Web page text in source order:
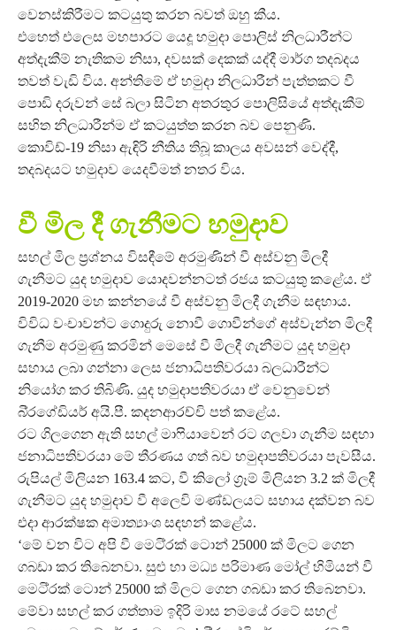
වෙනස්කිරීමට කටයුතු කරන බවත් ඔහු කීය.
එහෙත් එලෙස මහපාරට යෙදූ හමුදා පොලිස් නිලධාරීන්ට
අත්දැකීම් නැතිකම නිසා, දවසක් දෙකක් යද්දී මාර්ග තදබදය
තවත් වැඩි විය. අන්තිමේ ඒ හමුදා නිලධාරීන් පැත්තකට වී
පොඩි දරුවන් සේ බලා සිටින අතරතුර පොලිසියේ අත්දැකීම්
සහිත නිලධාරීන්ම ඒ කටයුත්ත කරන බව පෙනුණි.
කොවිඩ්-19 නිසා ඇඳිරි නීතිය තිබූ කාලය අවසන් වෙද්දී,
තදබදයට හමුදාව යෙදවීමත් නතර විය.
වී මිල දී ගැනීමට හමුදාව
සහල් මිල ප්‍රශ්නය විසඳීමේ අරමුණින් වී අස්වනු මිලදී
ගැනීමට යුද හමුදාව යොදවන්නටත් රජය කටයුතු කළේය. ඒ
2019-2020 මහ කන්නයේ වී අස්වනු මිලදී ගැනීම සඳහාය.
විවිධ වංචාවන්ට ගොදුරු නොවී ගොවීන්ගේ අස්වැන්න මිලදී
ගැනීම අරමුණු කරමින් මෙසේ වී මිලදී ගැනීමට යුද හමුදා
සහාය ලබා ගන්නා ලෙස ජනාධිපතිවරයා බලධාරීන්ට
නියෝග කර තිබිණි. යුද හමුදාපතිවරයා ඒ වෙනුවෙන්
බි්‍රගේඩියර් අයි.පී. කදනආරච්චි පත් කළේය.
රට ගිලගෙන ඇති සහල් මාෆියාවෙන් රට ගලවා ගැනීම සඳහා
ජනාධිපතිවරයා මේ තීරණය ගත් බව හමුදාපතිවරයා පැවසීය.
රුපියල් මිලියන 163.4 කට, වී කිලෝ ග්‍රෑම් මිලියන 3.2 ක් මිලදී
ගැනීමට යුද හමුදාව වී අලෙවි මණ්ඩලයට සහාය දක්වන බව
එදා ආරක්ෂක අමාත්‍යාංශ සඳහන් කළේය.
‘මේ වන විට අපි වී මෙටි්‍රක් ටොන් 25000 ක් මිලට ගෙන
ගබඩා කර තිබෙනවා. සුළු හා මධ්‍ය පරිමාණ මෝල් හිමියන් වී
මෙටි්‍රක් ටොන් 25000 ක් මිලට ගෙන ගබඩා කර තිබෙනවා.
මේවා සහල් කර ගත්තාම ඉදිරි මාස නමයේ රටේ සහල්